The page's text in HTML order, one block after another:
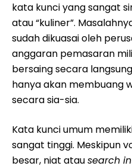
kata kunci yang sangat
atau “kuliner”.
sudah dikuasai oleh
anggaran pemasaran
bersaing secara
hanya akan membuang
secara sia-sia.
Kata kunci umum
sangat tinggi. Meskipun
besar, niat atausearch